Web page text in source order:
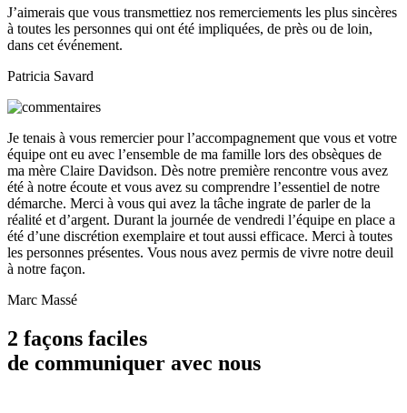
J’aimerais que vous transmettiez nos remerciements les plus sincères
à toutes les personnes qui ont été impliquées, de près ou de loin,
dans cet événement.
Patricia Savard
Je tenais à vous remercier pour l’accompagnement que vous et votre
équipe ont eu avec l’ensemble de ma famille lors des obsèques de
ma mère Claire Davidson. Dès notre première rencontre vous avez
été à notre écoute et vous avez su comprendre l’essentiel de notre
démarche. Merci à vous qui avez la tâche ingrate de parler de la
réalité et d’argent. Durant la journée de vendredi l’équipe en place a
été d’une discrétion exemplaire et tout aussi efficace. Merci à toutes
les personnes présentes. Vous nous avez permis de vivre notre deuil
à notre façon.
Marc Massé
2 façons faciles
de communiquer avec nous